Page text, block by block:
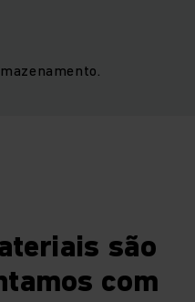
são
com